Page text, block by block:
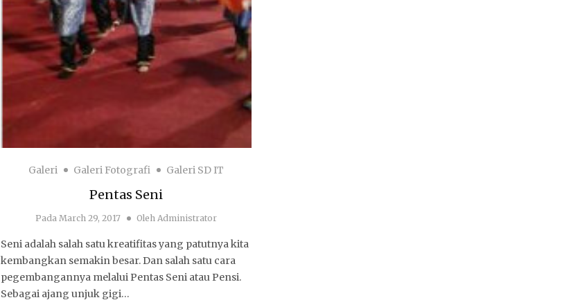
Galeri Galeri Fotografi Galeri SD IT
Pentas Seni
Pada March 29, 2017 Oleh Administrator
Seni adalah salah satu kreatifitas yang patutnya kita
kembangkan semakin besar. Dan salah satu cara
pegembangannya melalui Pentas Seni atau Pensi.
Sebagai ajang unjuk gigi…